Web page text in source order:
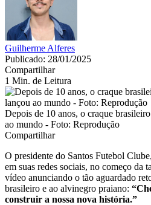
Guilherme Alferes
Publicado: 28/01/2025
Compartilhar
1 Min. de Leitura
Depois de 10 anos, o craque
ao mundo - Foto: Reprodução
Compartilhar
O presidente do Santos Futebol
em suas redes sociais, no começo da
vídeo anunciando o tão aguardado
brasileiro e ao alvinegro praiano:
construir a nossa nova história.”